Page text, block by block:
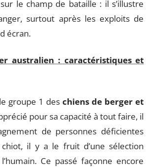
le champ de bataille : il s’illustre
surtout après les exploits de
écran.
australien : caractéristiques et
groupe 1 deschiens de berger et
pour sa capacité à tout faire, il
de personnes déficientes
il y a le fruit d’une sélection
Ce passé façonne encore